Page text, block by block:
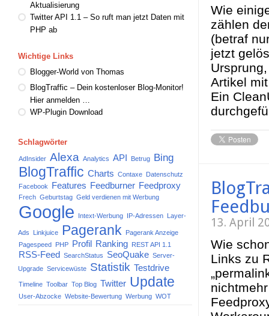
Aktualisierung
Twitter API 1.1 – So ruft man jetzt Daten mit
PHP ab
Wichtige Links
Blogger-World von Thomas
BlogTraffic – Dein kostenloser Blog-Monitor!
Hier anmelden …
WP-Plugin Download
Schlagwörter
AdInsider Alexa Analytics API Betrug Bing
BlogTraffic Charts Contaxe Datenschutz
Facebook
Features Feedburner Feedproxy
Frech Geburtstag Geld verdienen mit Werbung
Google Intext-Werbung IP-Adressen Layer-
Ads Linkjuice Pagerank
Pagerank Anzeige
Pagespeed PHP Profil Ranking REST API 1.1
RSS-Feed SearchStatus SeoQuake Server-
Upgrade Servicewüste Statistik Testdrive
Timeline Toolbar Top Blog Twitter Update
User-Abzocke Website-Bewertung Werbung WOT
Wie
zählen
(betraf
jetzt
Artikel
Ein
13. April
Wie
Links zu